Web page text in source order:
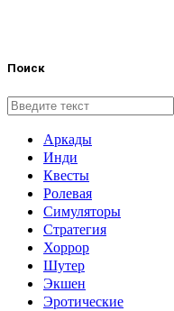
Поиск
Аркады
Инди
Квесты
Ролевая
Симуляторы
Стратегия
Хоррор
Шутер
Экшен
Эротические